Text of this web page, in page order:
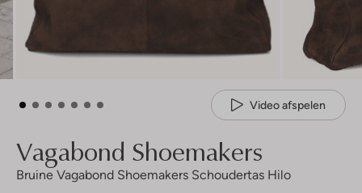
Video afspelen
Vagabond Shoemakers
Bruine Vagabond Shoemakers Schoudertas Hilo